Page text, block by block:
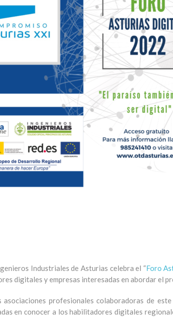
Industriales de Asturias celebra el “Foro
digitales y empresas interesadas en abordar el
asociaciones profesionales colaboradoras de
en conocer a los habilitadores digitales